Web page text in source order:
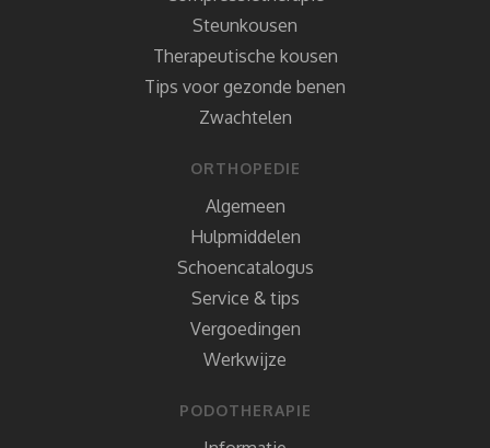
Steunkousen
Therapeutische kousen
Tips voor gezonde benen
Zwachtelen
ORTHOPEDIE
Algemeen
Hulpmiddelen
Schoencatalogus
Service & tips
Vergoedingen
Werkwijze
PODOTHERAPIE